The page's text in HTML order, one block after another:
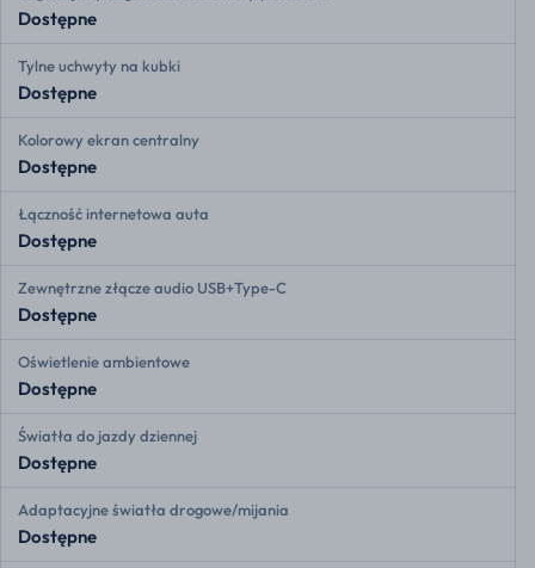
Dostępne
Tylne uchwyty na kubki
Dostępne
Kolorowy ekran centralny
Dostępne
Łączność internetowa auta
Dostępne
Zewnętrzne złącze audio USB+Type-C
Dostępne
Oświetlenie ambientowe
Dostępne
Światła do jazdy dziennej
Dostępne
Adaptacyjne światła drogowe/mijania
Dostępne